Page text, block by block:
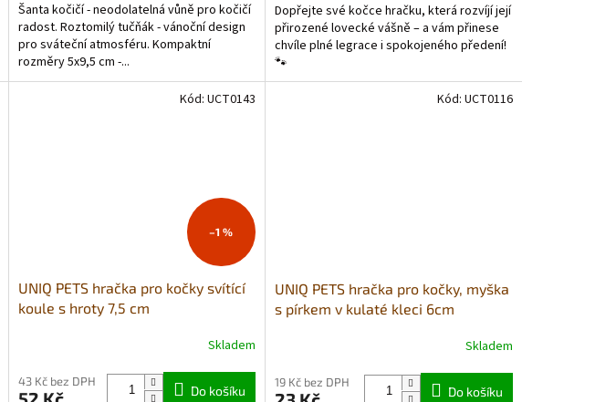
Šanta kočičí - neodolatelná vůně pro kočičí
radost. Roztomilý tučňák - vánoční design
pro sváteční atmosféru. Kompaktní
rozměry 5x9,5 cm -...
Dopřejte své kočce hračku, která rozvíjí její
přirozené lovecké vášně – a vám přinese
chvíle plné legrace i spokojeného předení!
🐾
–1 %
UNIQ PETS hračka pro kočky svítící
koule s hroty 7,5 cm
Skladem
43 Kč bez DPH
Do košíku
Kód: UCT0143
UNIQ PETS hračka pro kočky, myška
s pírkem v kulaté kleci 6cm
Skladem
19 Kč bez DPH
Do košíku
Kód: UCT0116